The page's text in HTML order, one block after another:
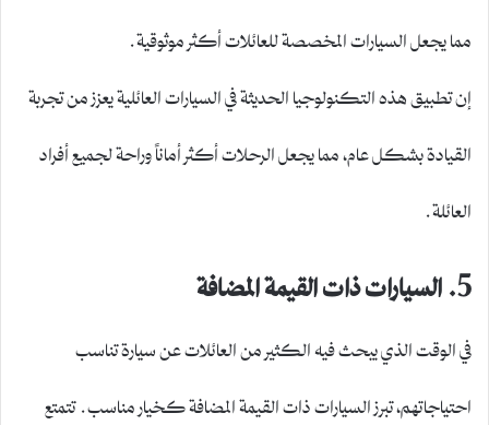
مما يجعل السيارات المخصصة للعائلات أكثر موثوقية.
إن تطبيق هذه التكنولوجيا الحديثة في السيارات العائلية يعزز من تجربة
القيادة بشكل عام، مما يجعل الرحلات أكثر أماناً وراحة لجميع أفراد
العائلة.
5. السيارات ذات القيمة المضافة
في الوقت الذي يبحث فيه الكثير من العائلات عن سيارة تناسب
احتياجاتهم، تبرز السيارات ذات القيمة المضافة كخيار مناسب. تتمتع